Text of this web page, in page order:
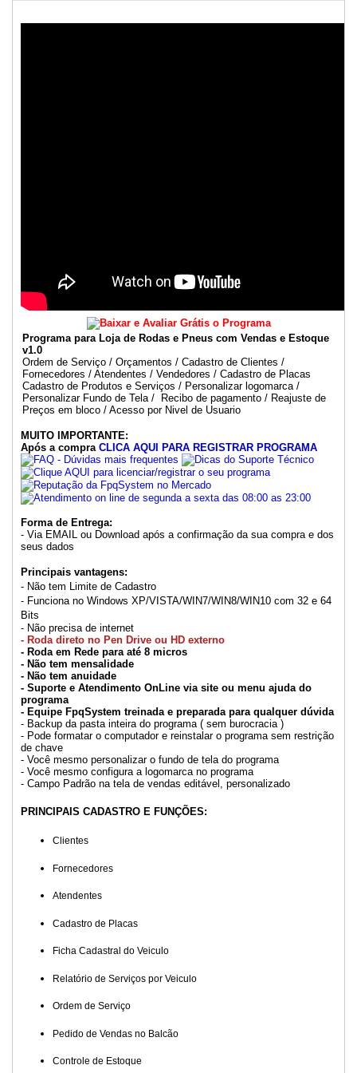
Programa para Loja de Rodas e Pneus com Vendas e Estoque
v1.0
Ordem de Serviço / Orçamentos / Cadastro de Clientes /
Fornecedores / Atendentes / Vendedores / Cadastro de Placas
Cadastro de Produtos e Serviços / Personalizar logomarca /
Personalizar Fundo de Tela / Recibo de pagamento / Reajuste de
Preços em bloco / Acesso por Nivel de Usuario
MUITO IMPORTANTE:
Após a compra CLICA AQUI PARA REGISTRAR PROGRAMA
Forma de Entrega:
- Via EMAIL ou Download após a confirmação da sua compra e dos
seus dados
Principais vantagens:
- Não tem Limite de Cadastro
- Funciona no Windows XP/VISTA/WIN7/WIN8/WIN10 com 32 e 64
Bits
- Não precisa de internet
- Roda direto no Pen Drive ou HD externo
- Roda em Rede para até 8 micros
- Não tem mensalidade
- Não tem anuidade
- Suporte e Atendimento OnLine via site ou menu ajuda do
programa
- Equipe FpqSystem treinada e preparada para qualquer dúvida
- Backup da pasta inteira do programa ( sem burocracia )
- Pode formatar o computador e reinstalar o programa sem restrição
de chave
- Você mesmo personalizar o fundo de tela do programa
- Você mesmo configura a logomarca no programa
- Campo Padrão na tela de vendas editável, personalizado
PRINCIPAIS CADASTRO E FUNÇÕES:
Clientes
Fornecedores
Atendentes
Cadastro de Placas
Ficha Cadastral do Veiculo
Relatório de Serviços por Veiculo
Ordem de Serviço
Pedido de Vendas no Balcão
Controle de Estoque